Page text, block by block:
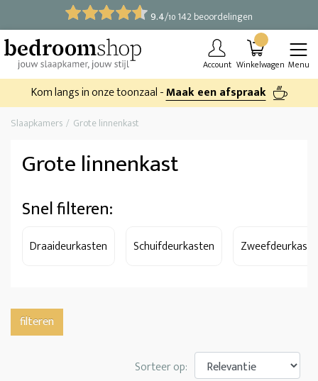
9.4/10 142 beoordelingen
Account Winkelwagen Menu
Kom langs in onze toonzaal -Maak een afspraak
Slaapkamers Grote linnenkast
Grote linnenkast
Snel filteren:
Draaideurkasten Schuifdeurkasten
filteren
Sorteer op: